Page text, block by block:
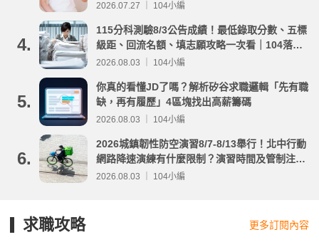
2026.07.27 ｜ 104小編
4.
115分科測驗8/3公告成績！最低錄取分數、五標
級距、回流名額、填志願攻略一次看｜104落點
分析
2026.08.03 ｜ 104小編
5.
你真的看懂JD了嗎？解析矽谷求職邏輯「先有職
缺，再有履歷」4區塊找出高薪籌碼
2026.08.03 ｜ 104小編
6.
2026城鎮韌性防空演習8/7-8/13舉行！北中行動
網路降速演練有什麼限制？演習時間及管制注意
事項整理
2026.08.03 ｜ 104小編
求職攻略 更多訂閱內容